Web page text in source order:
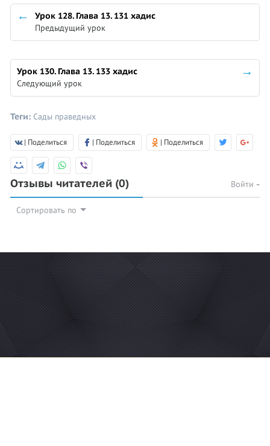
Урок 128. Глава 13. 131 хадис
Предыдущий урок
Урок 130. Глава 13. 133 хадис
Следующий урок
Теги: Сады праведных
| Поделиться | Поделиться | Поделиться
Отзывы читателей (0) Войти
Сортировать по